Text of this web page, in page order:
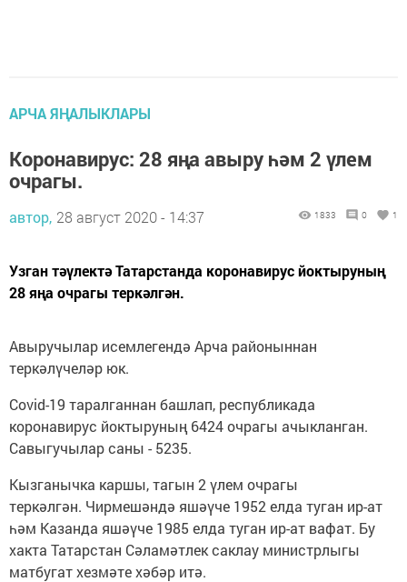
АРЧА ЯҢАЛЫКЛАРЫ
Коронавирус: 28 яңа авыру һәм 2 үлем
очрагы.
автор, 28 август 2020 - 14:37 1833 0 1
Узган тәүлектә Татарстанда коронавирус йоктыруның
28 яңа очрагы теркәлгән.
Авыручылар исемлегендә Арча районыннан
теркәлүчеләр юк.
Covid-19 таралганнан башлап, республикада
коронавирус йоктыруның 6424 очрагы ачыкланган.
Савыгучылар саны - 5235.
Кызганычка каршы, тагын 2 үлем очрагы
теркәлгән. Чирмешәндә яшәүче 1952 елда туган ир-ат
һәм Казанда яшәүче 1985 елда туган ир-ат вафат. Бу
хакта Татарстан Сәламәтлек саклау министрлыгы
матбугат хезмәте хәбәр итә.